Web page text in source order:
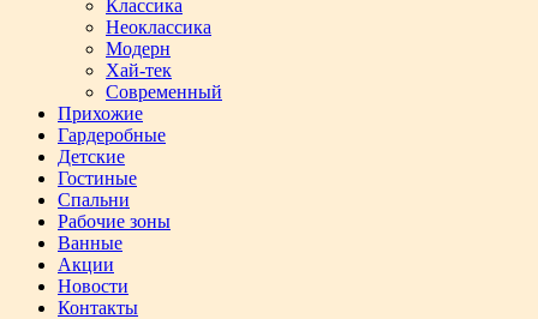
Классика
Неоклассика
Модерн
Хай-тек
Современный
Прихожие
Гардеробные
Детские
Гостиные
Спальни
Рабочие зоны
Ванные
Акции
Новости
Контакты